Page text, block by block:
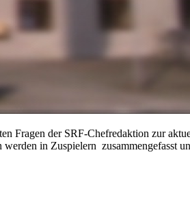
Fragen der SRF-Chefredaktion zur
in Zuspielern zusammengefasst